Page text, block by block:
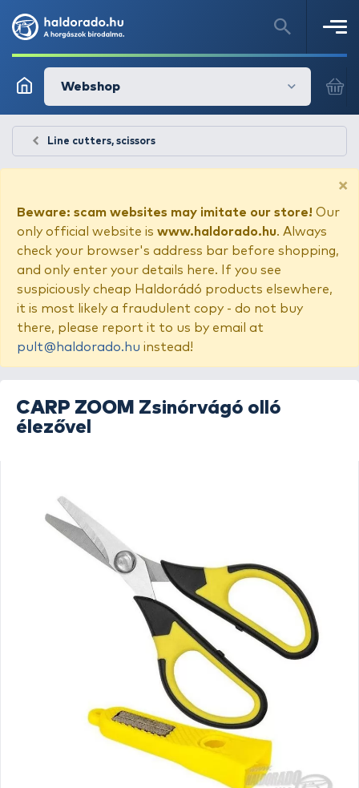
Webshop
Line cutters, scissors
×
Beware: scam websites may imitate our store! Our
only official website is www.haldorado.hu. Always
check your browser's address bar before shopping,
and only enter your details here. If you see
suspiciously cheap Haldorádó products elsewhere,
it is most likely a fraudulent copy - do not buy
there, please report it to us by email at
pult@haldorado.hu instead!
CARP ZOOM Zsinórvágó olló
élezővel